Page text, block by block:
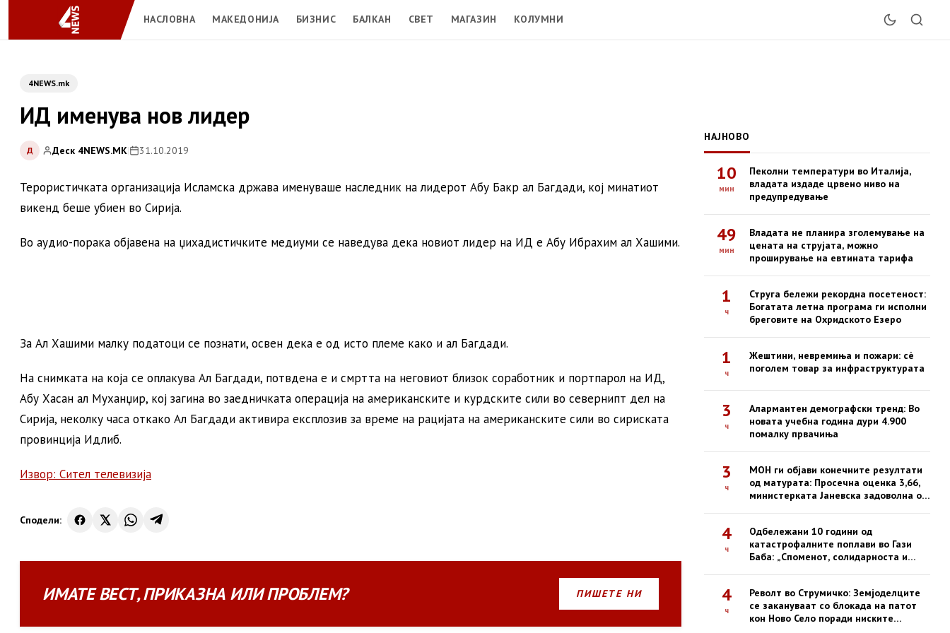
НАСЛОВНА МАКЕДОНИЈА БИЗНИС БАЛКАН СВЕТ МАГАЗИН КОЛУМНИ
4NEWS.mk
ИД именува нов лидер
Д Деск 4NEWS.MK| 31.10.2019
Терористичката организација Исламска држава именуваше наследник на лидерот Абу Бакр ал Багдади, кој минатиот
викенд беше убиен во Сирија.
Во аудио-порака објавена на џихадистичките медиуми се наведува дека новиот лидер на ИД е Абу Ибрахим ал Хашими.
За Ал Хашими малку податоци се познати, освен дека е од исто племе како и ал Багдади.
На снимката на која се оплакува Ал Багдади, потвдена е и смртта на неговиот близок соработник и портпарол на ИД,
Абу Хасан ал Муханџир, кој загина во заедничката операција на американските и курдските сили во севернипт дел на
Сирија, неколку часа откако Ал Багдади активира експлозив за време на рацијата на американските сили во сириската
провинција Идлиб.
Извор: Сител телевизија
Сподели:
ИМАТЕВЕСТ,ПРИКАЗНА ИЛИПРОБЛЕМ? ПИШЕТЕ НИ
НАЈНОВО
10
мин
Пеколни температури во Италија,
владата издаде црвено ниво на
предупредување
49
мин
Владата не планира зголемување на
цената на струјата, можно
проширување на евтината тарифа
1
ч
Струга бележи рекордна посетеност:
Богатата летна програма ги исполни
бреговите на Охридското Езеро
1
ч
Жештини, невремиња и пожари: сè
поголем товар за инфраструктурата
3
ч
Алармантен демографски тренд: Во
новата учебна година дури 4.900
помалку првачиња
3
ч
МОН ги објави конечните резултати
од матурата: Просечна оценка 3,66,
министерката Јаневска задоволна од
4
ч
Одбележани 10 години од
катастрофалните поплави во Гази
Баба: „Споменот, солидарноста и
4
ч
Револт во Струмичко: Земјоделците
се закануваат со блокада на патот
кон Ново Село поради ниските